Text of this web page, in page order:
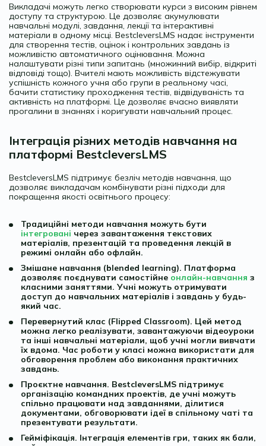
Викладачі можуть легко створювати курси з високим рівнем
доступу та структурою. Це дозволяє акумулювати
навчальні модулі, завдання, лекції та інтерактивні
матеріали в одному місці. BestcleversLMS надає інструменти
для створення тестів, оцінок і контрольних завдань із
можливістю автоматичного оцінювання. Можна
налаштувати різні типи запитань (множинний вибір, відкриті
відповіді тощо). Вчителі мають можливість відстежувати
успішність кожного учня або групи в реальному часі,
бачити статистику проходження тестів, відвідуваність та
активність на платформі. Це дозволяє вчасно виявляти
прогалини в знаннях і коригувати навчальний процес.
Інтеграція різних методів навчання на
платформі BestcleversLMS
BestcleversLMS підтримує безліч методів навчання, що
дозволяє викладачам комбінувати різні підходи для
покращення якості освітнього процесу:
Традиційні методи навчання можуть бути
інтегровані через завантаження текстових
матеріалів, презентацій та проведення лекцій в
режимі онлайн або офлайн.
Змішане навчання (blended learning). Платформа
дозволяє поєднувати самостійне онлайн-навчання з
класними заняттями. Учні можуть отримувати
доступ до навчальних матеріалів і завдань у будь-
який час.
Перевернутий клас (Flipped Classroom). Цей метод
можна легко реалізувати, завантажуючи відеоуроки
та інші навчальні матеріали, щоб учні могли вивчати
їх вдома. Час роботи у класі можна використати для
обговорення проблем або виконання практичних
завдань.
Проєктне навчання. BestcleversLMS підтримує
організацію командних проектів, де учні можуть
спільно працювати над завданнями, ділитися
документами, обговорювати ідеї в спільному чаті та
презентувати результати.
Гейміфікація. Інтеграція елементів гри, таких як бали,